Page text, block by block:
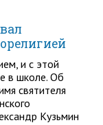
и с этой
в школе. Об
святителя
Кузьмин